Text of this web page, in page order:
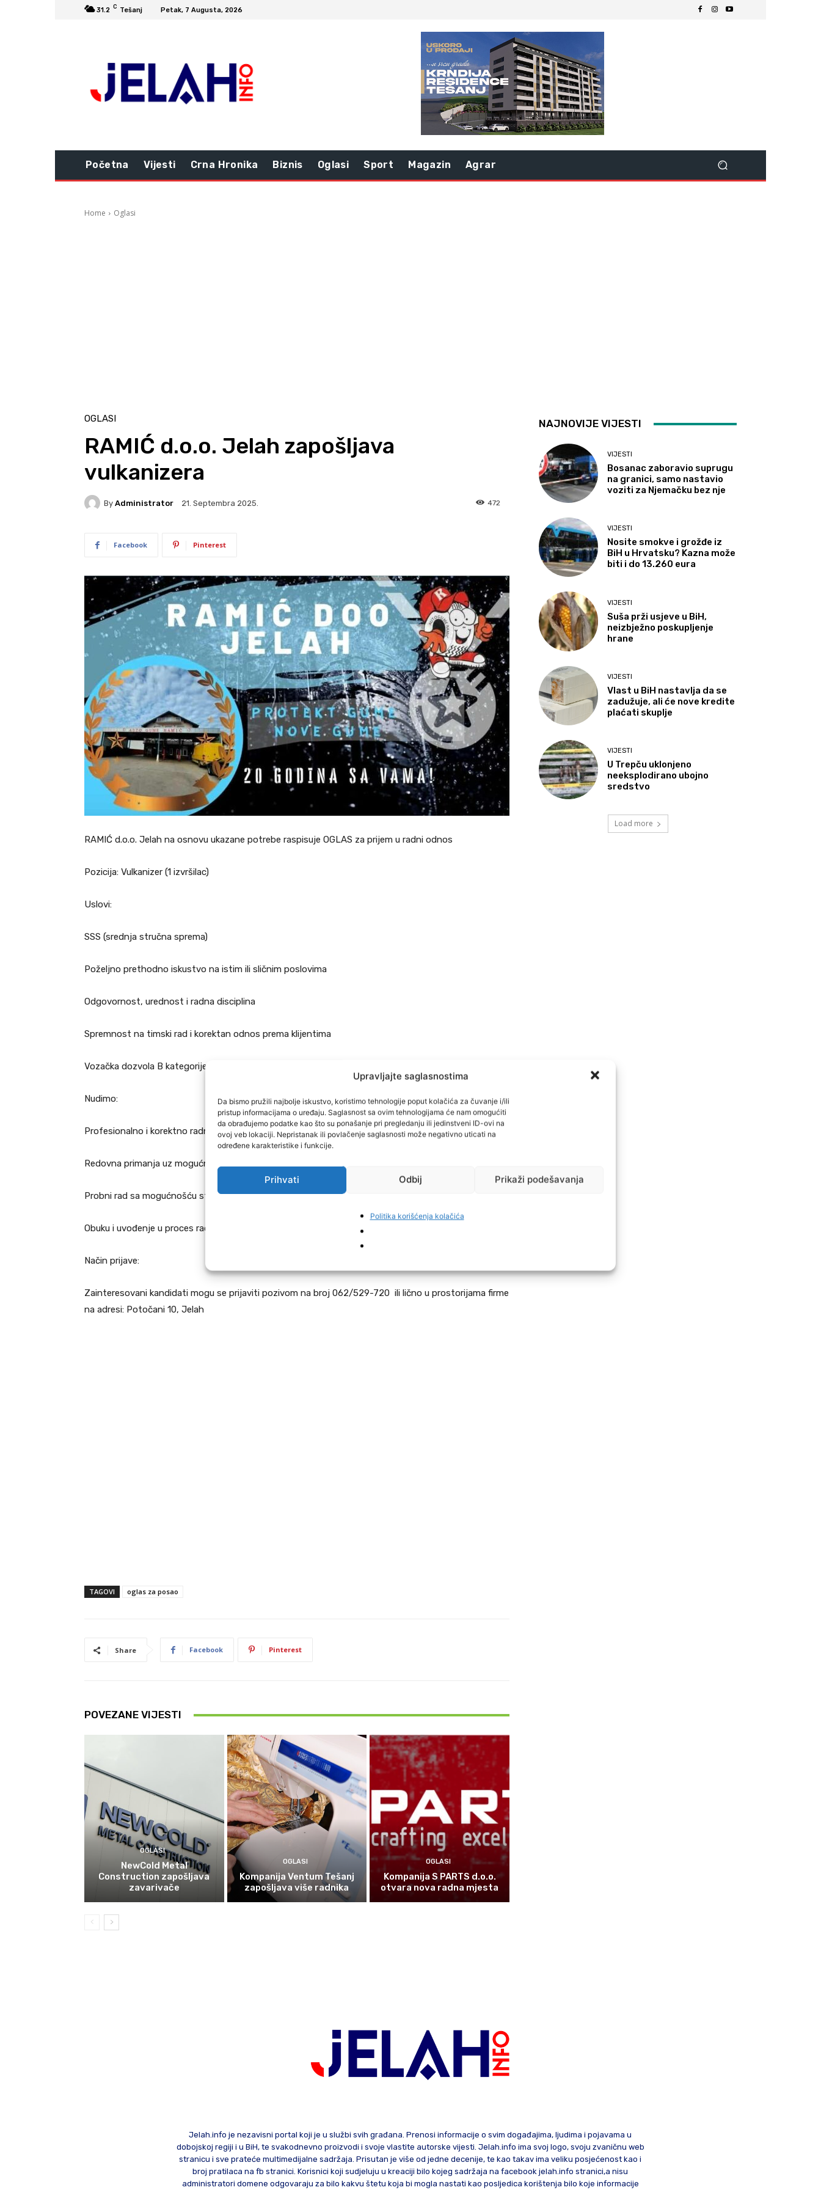
Upravljajte saglasnostima
Da bismo pružili najbolje iskustvo, koristimo tehnologije poput kolačića za čuvanje i/ili
pristup informacijama o uređaju. Saglasnost sa ovim tehnologijama će nam omogućiti
da obrađujemo podatke kao što su ponašanje pri pregledanju ili jedinstveni ID-ovi na
ovoj veb lokaciji. Nepristanak ili povlačenje saglasnosti može negativno uticati na
određene karakteristike i funkcije.
Prihvati Odbij Prikaži podešavanja
Politika korišćenja kolačića
31.2 C Tešanj Petak, 7 Augusta, 2026
Početna Vijesti Crna Hronika Biznis Oglasi Sport Magazin Agrar
Home Oglasi
OGLASI
RAMIĆ d.o.o. Jelah zapošljava
vulkanizera
By Administrator 21. Septembra 2025. 472
Facebook Pinterest
RAMIĆ d.o.o. Jelah na osnovu ukazane potrebe raspisuje OGLAS za prijem u radni odnos
Pozicija: Vulkanizer (1 izvršilac)
Uslovi:
SSS (srednja stručna sprema)
Poželjno prethodno iskustvo na istim ili sličnim poslovima
Odgovornost, urednost i radna disciplina
Spremnost na timski rad i korektan odnos prema klijentima
Vozačka dozvola B kategorije
Nudimo:
Profesionalno i korektno radno okruženje
Redovna primanja uz mogućnost stimulacija za postignute rezultate
Probni rad sa mogućnošću stalnog zaposlenja
Obuku i uvođenje u proces rada
Način prijave:
Zainteresovani kandidati mogu se prijaviti pozivom na broj 062/529-720 ili lično u prostorijama firme
na adresi: Potočani 10, Jelah
TAGOVI oglas za posao
Share Facebook Pinterest
POVEZANE VIJESTI
OGLASI
NewCold Metal
Construction zapošljava
zavarivače
OGLASI
Kompanija Ventum Tešanj
zapošljava više radnika
OGLASI
Kompanija S PARTS d.o.o.
otvara nova radna mjesta
NAJNOVIJE VIJESTI
VIJESTI
Bosanac zaboravio suprugu
na granici, samo nastavio
voziti za Njemačku bez nje
VIJESTI
Nosite smokve i grožđe iz
BiH u Hrvatsku? Kazna može
biti i do 13.260 eura
VIJESTI
Suša prži usjeve u BiH,
neizbježno poskupljenje
hrane
VIJESTI
Vlast u BiH nastavlja da se
zadužuje, ali će nove kredite
plaćati skuplje
VIJESTI
U Trepču uklonjeno
neeksplodirano ubojno
sredstvo
Load more
Jelah.info je nezavisni portal koji je u službi svih građana. Prenosi informacije o svim događajima, ljudima i pojavama u
dobojskoj regiji i u BiH, te svakodnevno proizvodi i svoje vlastite autorske vijesti. Jelah.info ima svoj logo, svoju zvaničnu web
stranicu i sve prateće multimedijalne sadržaja. Prisutan je više od jedne decenije, te kao takav ima veliku posjećenost kao i
broj pratilaca na fb stranici. Korisnici koji sudjeluju u kreaciji bilo kojeg sadržaja na facebook jelah.info stranici,a nisu
administratori domene odgovaraju za bilo kakvu štetu koja bi mogla nastati kao posljedica korištenja bilo koje informacije